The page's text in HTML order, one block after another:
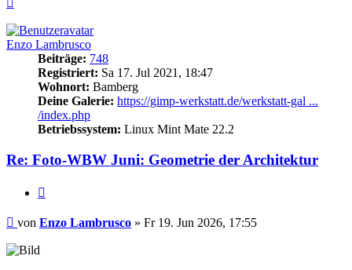
Enzo Lambrusco
Beiträge: 748
Registriert: Sa 17. Jul 2021, 18:47
Wohnort: Bamberg
Deine Galerie: https://gimp-werkstatt.de/werkstatt-gal ...
/index.php
Betriebssystem: Linux Mint Mate 22.2
Re: Foto-WBW Juni: Geometrie der Architektur
Beitrag
von Enzo Lambrusco » Fr 19. Jun 2026, 17:55